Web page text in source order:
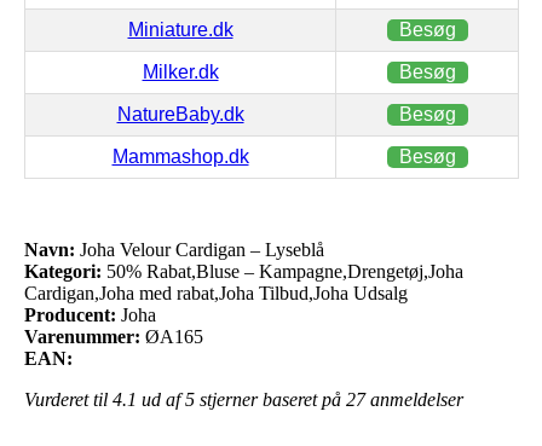
Miniature.dk Besøg
Milker.dk Besøg
NatureBaby.dk Besøg
Mammashop.dk Besøg
Navn: Joha Velour Cardigan – Lyseblå
Kategori: 50% Rabat,Bluse – Kampagne,Drengetøj,Joha
Cardigan,Joha med rabat,Joha Tilbud,Joha Udsalg
Producent: Joha
Varenummer: ØA165
EAN:
Vurderet til 4.1 ud af 5 stjerner baseret på 27anmeldelser